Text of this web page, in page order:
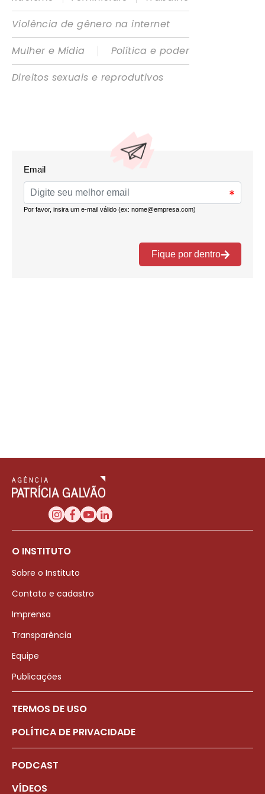
Violência de gênero na internet
Mulher e Mídia
|
Política e poder
Direitos sexuais e reprodutivos
O INSTITUTO
Sobre o Instituto
Contato e cadastro
Imprensa
Transparência
Equipe
Publicações
TERMOS DE USO
POLÍTICA DE PRIVACIDADE
PODCAST
VÍDEOS